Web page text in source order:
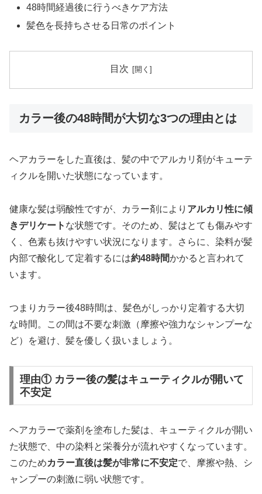
48時間経過後に行うべきケア方法
髪色を長持ちさせる日常のポイント
目次
カラー後の48時間が大切な3つの理由とは
ヘアカラーをした直後は、髪の中でアルカリ剤がキューテ
ィクルを開いた状態になっています。
健康な髪は弱酸性ですが、カラー剤により アルカリ性に傾
きデリケート な状態です。そのため、髪はとても傷みやす
く、色素も抜けやすい状況になります。さらに、染料が髪
内部で酸化して定着するには約48時間かかると言われて
います。
つまりカラー後48時間は、髪色がしっかり定着する大切
な時間。この間は不要な刺激（摩擦や強力なシャンプーな
ど）を避け、髪を優しく扱いましょう。
理由① カラー後の髪はキューティクルが開いて
不安定
ヘアカラーで薬剤を塗布した髪は、キューティクルが開い
た状態で、中の染料と栄養分が流れやすくなっています。
このためカラー直後は髪が非常に不安定で、摩擦や熱、シ
ャンプーの刺激に弱い状態です。